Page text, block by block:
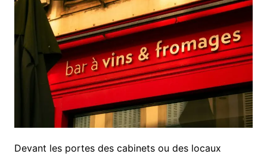
Devant les portes des cabinets ou des locaux